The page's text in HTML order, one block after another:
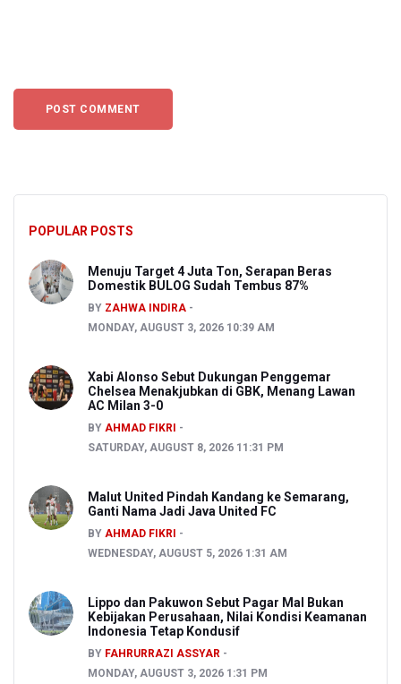
POPULAR POSTS
Menuju Target 4 Juta Ton, Serapan Beras
Domestik BULOG Sudah Tembus 87%
BY ZAHWA INDIRA
MONDAY, AUGUST 3, 2026 10:39 AM
Xabi Alonso Sebut Dukungan Penggemar
Chelsea Menakjubkan di GBK, Menang Lawan
AC Milan 3-0
BY AHMAD FIKRI
SATURDAY, AUGUST 8, 2026 11:31 PM
Malut United Pindah Kandang ke Semarang,
Ganti Nama Jadi Java United FC
BY AHMAD FIKRI
WEDNESDAY, AUGUST 5, 2026 1:31 AM
Lippo dan Pakuwon Sebut Pagar Mal Bukan
Kebijakan Perusahaan, Nilai Kondisi Keamanan
Indonesia Tetap Kondusif
BY FAHRURRAZI ASSYAR
MONDAY, AUGUST 3, 2026 1:31 PM